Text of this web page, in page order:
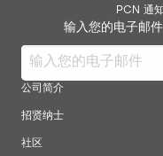
PCN 通
输入您的电子邮
公司简介
招贤纳士
社区